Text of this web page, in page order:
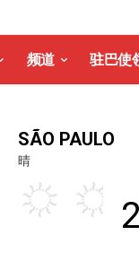
频道 驻巴使
SÃO PAULO
晴